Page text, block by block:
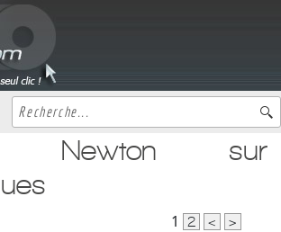
Newton sur
1 2 < >